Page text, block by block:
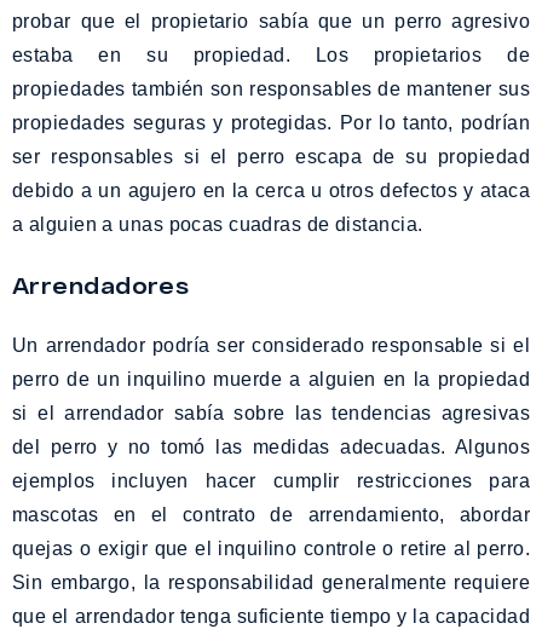
probar que el propietario sabía que un perro agresivo
estaba en su propiedad. Los propietarios de
propiedades también son responsables de mantener sus
propiedades seguras y protegidas. Por lo tanto, podrían
ser responsables si el perro escapa de su propiedad
debido a un agujero en la cerca u otros defectos y ataca
a alguien a unas pocas cuadras de distancia.
Arrendadores
Un arrendador podría ser considerado responsable si el
perro de un inquilino muerde a alguien en la propiedad
si el arrendador sabía sobre las tendencias agresivas
del perro y no tomó las medidas adecuadas. Algunos
ejemplos incluyen hacer cumplir restricciones para
mascotas en el contrato de arrendamiento, abordar
quejas o exigir que el inquilino controle o retire al perro.
Sin embargo, la responsabilidad generalmente requiere
que el arrendador tenga suficiente tiempo y la capacidad